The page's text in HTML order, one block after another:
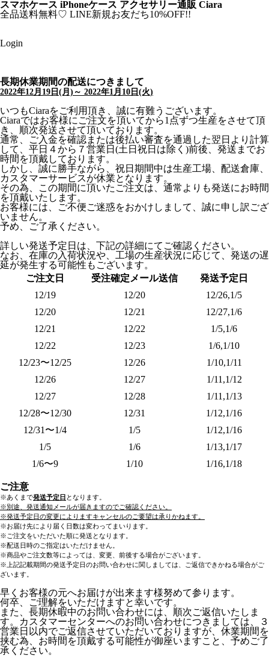
スマホケース iPhoneケース アクセサリー通販 Ciara
全品送料無料♡ LINE新規お友だち10%OFF!!
Login
長期休業期間の配送につきまして
2022年12月19日(月)～ 2022年1月10日(火)
いつもCiaraをご利用頂き、誠に有難うございます。
Ciaraではお客様にご注文を頂いてから1点ずつ生産をさせて頂
き、順次発送させて頂いております。
通常、ご入金を確認または後払い審査を通過した翌日より計算
して、平日４から７営業日(土日祝日は除く)前後、発送までお
時間を頂戴しております。
しかし、誠に勝手ながら、祝日期間中は生産工場、配送倉庫、
カスタマーサービスが休業となります。
その為、この期間に頂いたご注文は、通常よりも発送にお時間
を頂戴いたします。
お客様には、ご不便ご迷惑をおかけしまして、誠に申し訳ござ
いません。
予め、ご了承ください。
詳しい発送予定日は、下記の詳細にてご確認ください。
なお、在庫の入荷状況や、工場の生産状況に応じて、発送の遅
延が発生する可能性もございます。
ご注文日
受注確定メール送信
発送予定日
12/19
12/20
12/26,1/5
12/20
12/21
12/27,1/6
12/21
12/22
1/5,1/6
12/22
12/23
1/6,1/10
12/23〜12/25
12/26
1/10,1/11
12/26
12/27
1/11,1/12
12/27
12/28
1/11,1/13
12/28〜12/30
12/31
1/12,1/16
12/31〜1/4
1/5
1/12,1/16
1/5
1/6
1/13,1/17
1/6〜9
1/10 1/16,1/18
ご注意
※あくまで発送予定日 となります。
※別途、発送通知メールが届きますのでご確認ください。
※発送予定日の変更によりますキャンセルのご要望は承りかねます。
※お届け先により届く日数は変わってまいります。
※ご注文をいただいた順に発送となります。
※配送日時のご指定はいただけません。
※商品やご注文数等によっては、変更、前後する場合がございます。
※上記記載期間の発送予定日のお問い合わせに関しましては、ご返信できかねる場合がご
ざいます。
早くお客様の元へお届けが出来ます様努めて参ります。
何卒、ご理解をいただけますと幸いです。
また、長期休暇中のお問い合わせには、順次ご返信いたしま
す。カスタマーセンターへのお問い合わせにつきましては、３
営業日以内でご返信させていただいておりますが、休業期間を
挟む為、お時間を頂戴する可能性が御座いますこと、予めご了
承ください。